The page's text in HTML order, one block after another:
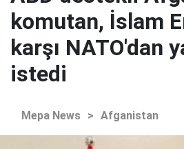
komutan, İslam
karşı NATO'dan
istedi
Mepa News > Afganistan